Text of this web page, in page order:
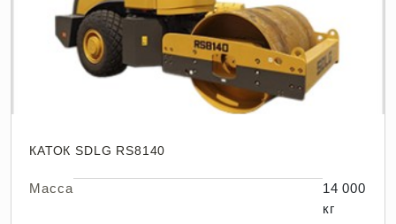
КАТОК SDLG RS8140
Масса
14 000
кг